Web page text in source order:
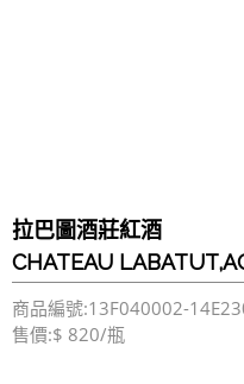
拉巴圖酒莊紅酒
CHATEAU
商品編號:13F040002-
售價:$ 820/瓶